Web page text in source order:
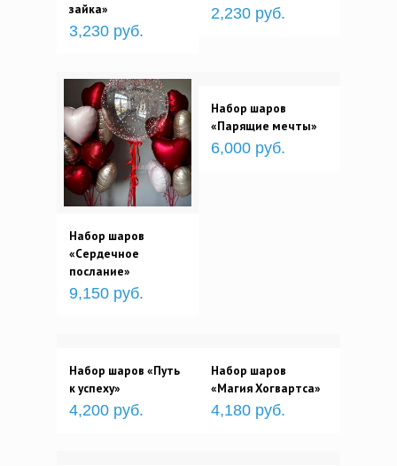
зайка»
3,230 руб.
2,230 руб.
Набор шаров
«Сердечное
послание»
9,150 руб.
Набор шаров
«Парящие мечты»
6,000 руб.
Набор шаров «Путь
к успеху»
4,200 руб.
Набор шаров
«Магия Хогвартса»
4,180 руб.